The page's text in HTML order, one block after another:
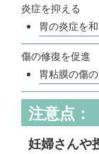
炎症を抑える
胃の炎症を
傷の修復を促進
胃粘膜の傷
注意点：
妊婦さんや